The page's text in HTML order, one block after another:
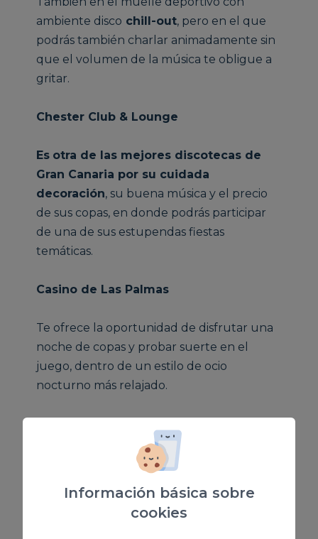
ambiente disco chill-out, pero en el que
podrás también charlar animadamente sin
que el volumen de la música te obligue a
gritar.
Chester Club & Lounge
Es otra de las mejores discotecas de
Gran Canaria por su cuidada
decoración, su buena música y el precio
de sus copas, en donde podrás participar
de una de sus estupendas fiestas
temáticas.
Casino de Las Palmas
Te ofrece la oportunidad de disfrutar una
noche de copas y probar suerte en el
juego, dentro de un estilo de ocio
nocturno más relajado.
mejores discotecas en
Gran Canaria ubicadas en la capital
locales al sur de la isla.
Información básica sobre
cookies